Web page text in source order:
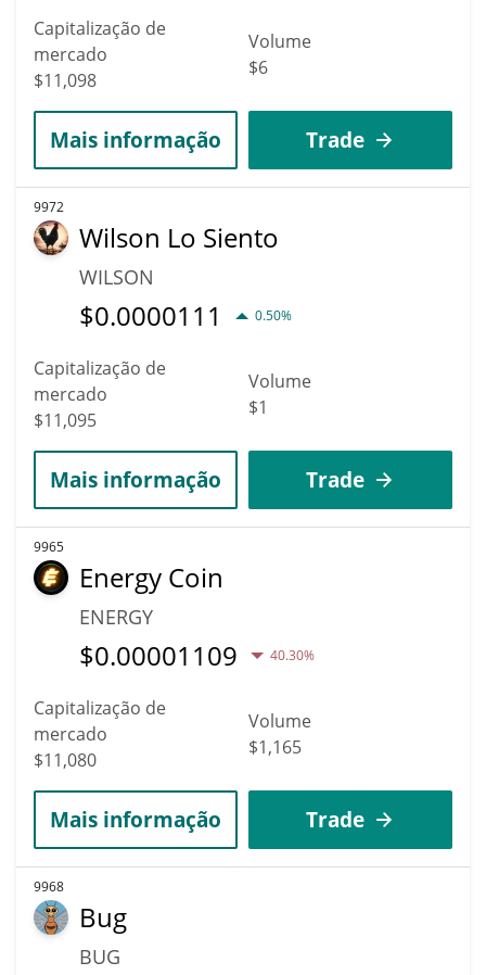
Capitalização de
mercado
$11,098
Volume
$6
Mais informação Trade
9972
Wilson Lo Siento
WILSON
$0.0000111 0.50%
Capitalização de
mercado
$11,095
Volume
$1
Mais informação Trade
9965
Energy Coin
ENERGY
$0.00001109 40.30%
Capitalização de
mercado
$11,080
Volume
$1,165
Mais informação Trade
9968
Bug
BUG